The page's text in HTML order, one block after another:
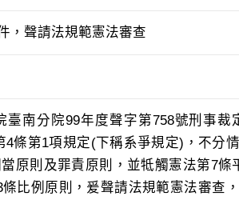
，聲請法規範憲法審查
南分院99年度聲字第758號刑事裁
條第1項規定(下稱系爭規定)，不分
原則及罪責原則，並牴觸憲法第7條
比例原則，爰聲請法規範憲法審查